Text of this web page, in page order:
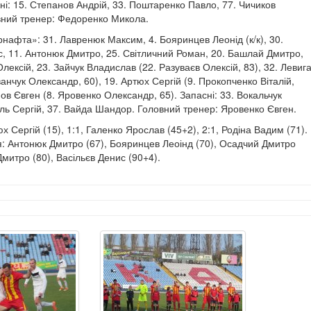
15. Степанов Андрій, 33. Поштаренко Павло, 77. Чичиков
тренер: Федоренко Микола.
31. Лавренюк Максим, 4. Бояринцев Леонід (к/к), 30.
11. Антонюк Дмитро, 25. Світличний Роман, 20. Башлай Дмитро,
23. Зайчук Владислав (22. Разуваєв Олексій, 83), 32. Левига
Олександр, 60), 19. Артюх Сергій (9. Прокопченко Віталій,
Євген (8. Яровенко Олександр, 65). Запасні: 33. Вокальчук
Сергій, 37. Вайда Шандор. Головний тренер: Яровенко Євген.
Сергій (15), 1:1, Галенко Ярослав (45+2), 2:1, Родіна Вадим (71).
Антонюк Дмитро (67), Бояринцев Леоінд (70), Осадчий Дмитро
(80), Васільєв Денис (90+4).